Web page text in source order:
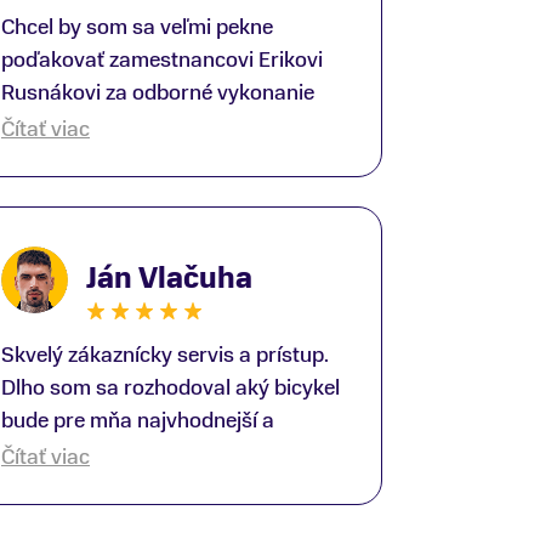
Chcel by som sa veľmi pekne
poďakovať zamestnancovi Erikovi
Rusnákovi za odborné vykonanie
bike-fittingu. Je to super človek na
otázky odpovedal bez zaváhania.
Ešte raz ďakujem.
Čítať viac
Ján Vlačuha
Skvelý zákaznícky servis a prístup.
Dlho som sa rozhodoval aký bicykel
bude pre mňa najvhodnejší a
predajňu som navštívil viac krát.
Čítať viac